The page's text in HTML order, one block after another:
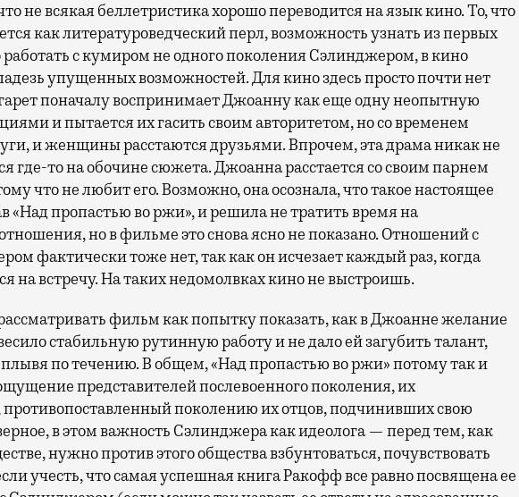
не всякая беллетристика хорошо переводится на язык кино. То, что
как литературоведческий перл, возможность узнать из первых
работать с кумиром не одного поколения Сэлинджером, в кино
упущенных возможностей. Для кино здесь просто почти нет
поначалу воспринимает Джоанну как еще одну неопытную
и пытается их гасить своим авторитетом, но со временем
и женщины расстаются друзьями. Впрочем, эта драма никак не
где-то на обочине сюжета. Джоанна расстается со своим парнем
что не любит его. Возможно, она осознала, что такое настоящее
«Над пропастью во ржи», и решила не тратить время на
но в фильме это снова ясно не показано. Отношений с
фактически тоже нет, так как он исчезает каждый раз, когда
на встречу. На таких недомолвках кино не выстроишь.
фильм как попытку показать, как в Джоанне желание
стабильную рутинную работу и не дало ей загубить талант,
плывя по течению. В общем, «Над пропастью во ржи» потому так и
представителей послевоенного поколения, их
поколению их отцов, подчинивших свою
в этом важность Сэлинджера как идеолога — перед тем, как
нужно против этого общества взбунтоваться, почувствовать
учесть, что самая успешная книга Ракофф все равно посвящена ее